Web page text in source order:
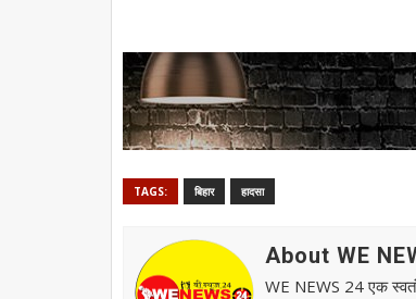
TAGS: बिहार हादसा
About WE
WE NEWS 24 एक